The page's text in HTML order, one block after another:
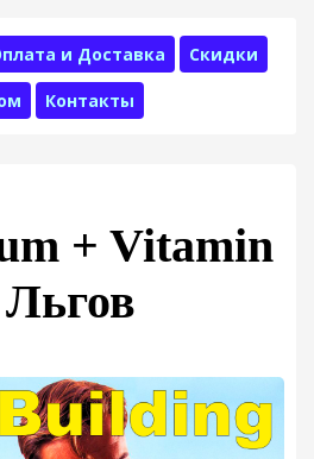
и Доставка Скидки
Контакты
+ Vitamin